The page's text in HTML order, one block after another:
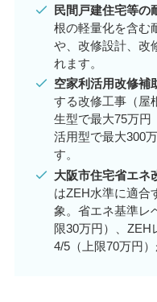
民間戸建住宅等の
根の軽量化を含む
や、改修設計、改
れます。 ​
空家利活用改修補
する改修工事（屋
生型で最大75万円
活用型で最大300
す。
大阪市住宅省エネ
はZEH水準に適合
象。省エネ基準レ
限30万円）、ZEH
4/5（上限70万円）